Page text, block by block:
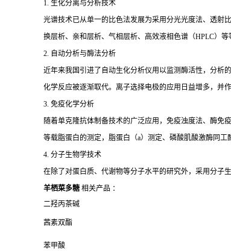
1. 生化分离与分析技术
光谱技术已从单一的比色法发展为采用分光光度法、透射
换层析、亲和层析、气相层析、高效液相色谱（HPLC）
2. 自动分析与酶法分析
近年来我国引进了自动生化分析仪用以监测酶活性，分析
化学反应被逐渐取代。离子选择电极的应用日益增多，并
3. 免疫化学分析
随着单克隆抗体制备技术的广泛应用，免疫浊度法、酶免
等载脂蛋白的测定，脂蛋白（a）测定、磷酸肌酸激酶同工
4. 分子生物学技术
在除了对蛋白质、代谢物等分子水平的研究外，采用分子
羊栖菜多糖 相关产品 ：
二羟丙茶碱
茜素双酯
苯甲酸